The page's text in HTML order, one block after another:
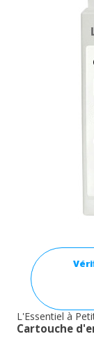
L'Essentiel à
Cartouche